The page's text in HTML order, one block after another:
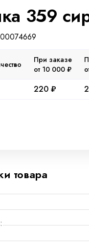
359
При заказе
от 10 000 ₽
220 ₽
товара